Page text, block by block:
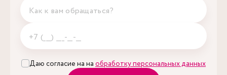
Даю согласие на на обработку персональных данных